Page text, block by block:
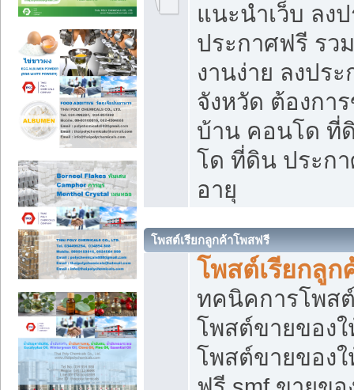
แนะนำเว็บ ลง
ประกาศฟรี รว
งานง่าย ลงปร
จังหวัด ต้องกา
บ้าน คอนโด ที่
โด ที่ดิน ประก
อายุ
โพสต์เรียกลูกค้าโพสฟรี
โพสต์เรียกลูก
ทคนิคการโพส
โพสต์ขายของ
โพสต์ขายของ